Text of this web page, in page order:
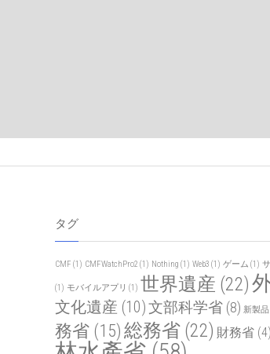
タグ
CMF (1) CMFWatchPro2 (1) Nothing (1) Web3 (1) ゲーム (1)
(1) モバイルアプリ (1) 世界遺産 (22)
文化遺産 (10)文部科学省(8) 新製品
務省(15) 総務省(22) 財務省(4)